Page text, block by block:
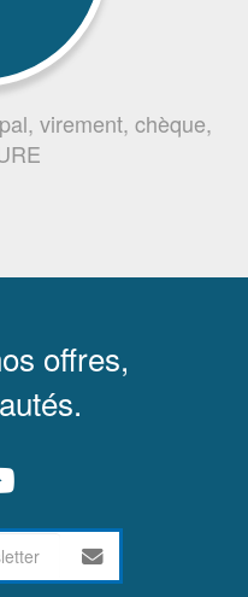
virement, chèque,
offres,